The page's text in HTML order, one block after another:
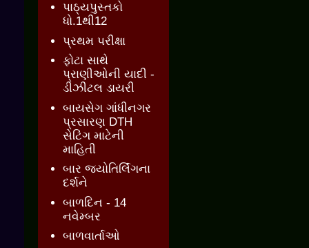
પાઠ્યપુસ્તકો
ધો.1થી12
પ્રથમ પરીક્ષા
ફોટા સાથે
પ્રાણીઓની યાદી -
ડીઝીટલ ડાયરી
બાયસેગ ગાંધીનગર
પ્રસારણ DTH
સેટિંગ માટેની
માહિતી
બાર જ્‍યોતિર્લિંગના
દર્શને
બાળદિન - 14
નવેમ્બર
બાળવાર્તાઓ